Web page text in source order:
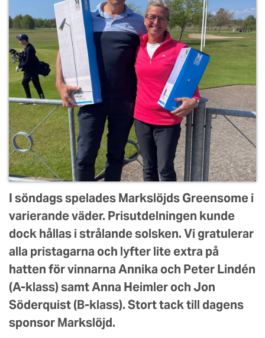
I söndags spelades Markslöjds Greensome i
varierande väder. Prisutdelningen kunde
dock hållas i strålande solsken. Vi gratulerar
alla pristagarna och lyfter lite extra på
hatten för vinnarna Annika och Peter Lindén
(A-klass) samt Anna Heimler och Jon
Söderquist (B-klass). Stort tack till dagens
sponsor Markslöjd.